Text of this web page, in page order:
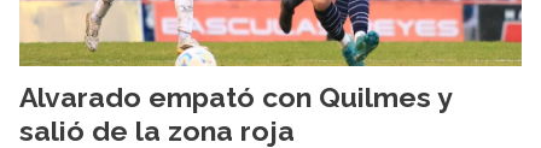
Alvarado empató con Quilmes y
salió de la zona roja